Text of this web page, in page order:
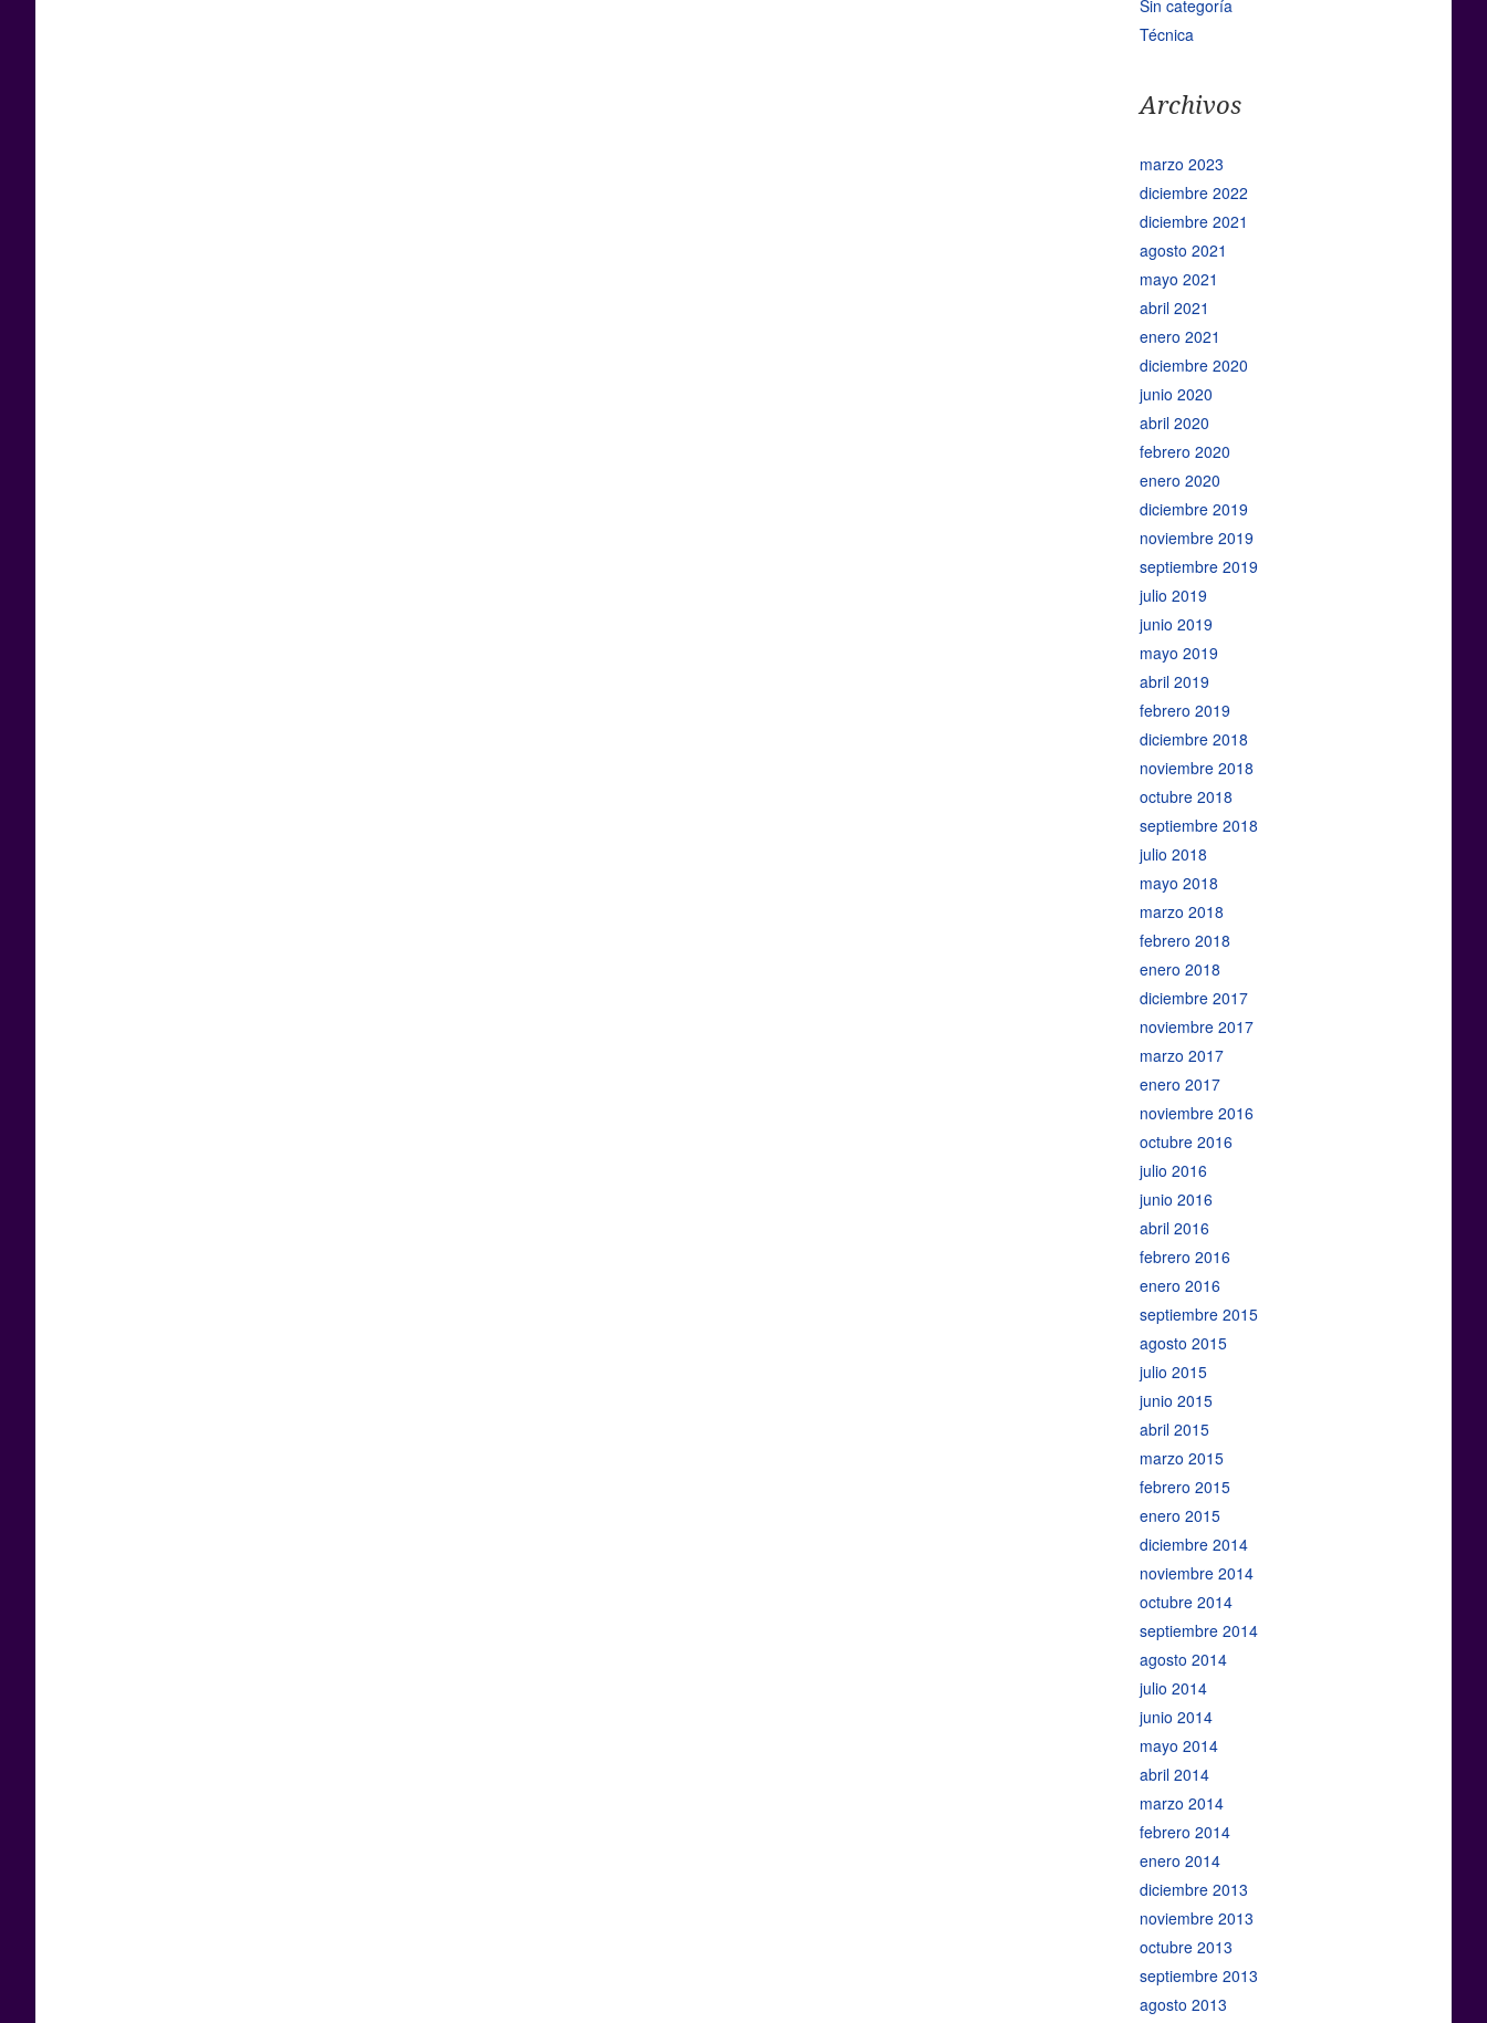
Sin categoría
Técnica
Archivos
marzo 2023
diciembre 2022
diciembre 2021
agosto 2021
mayo 2021
abril 2021
enero 2021
diciembre 2020
junio 2020
abril 2020
febrero 2020
enero 2020
diciembre 2019
noviembre 2019
septiembre 2019
julio 2019
junio 2019
mayo 2019
abril 2019
febrero 2019
diciembre 2018
noviembre 2018
octubre 2018
septiembre 2018
julio 2018
mayo 2018
marzo 2018
febrero 2018
enero 2018
diciembre 2017
noviembre 2017
marzo 2017
enero 2017
noviembre 2016
octubre 2016
julio 2016
junio 2016
abril 2016
febrero 2016
enero 2016
septiembre 2015
agosto 2015
julio 2015
junio 2015
abril 2015
marzo 2015
febrero 2015
enero 2015
diciembre 2014
noviembre 2014
octubre 2014
septiembre 2014
agosto 2014
julio 2014
junio 2014
mayo 2014
abril 2014
marzo 2014
febrero 2014
enero 2014
diciembre 2013
noviembre 2013
octubre 2013
septiembre 2013
agosto 2013